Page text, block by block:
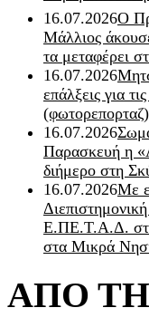
16.07.2026Ο
Μάλλιος
τα μεταφέρει
16.07.2026
επάλξεις για
(φωτορεπορταζ)
16.07.2026
Παρασκευή η
διήμερο στη
16.07.2026Με
Ε.ΠΕ.Τ.Α.Δ.
στα Μικρά
ΑΠΟ